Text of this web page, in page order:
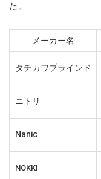
た。
メーカー名
タチカワブラインド
ニトリ
Nanic
NOKKI